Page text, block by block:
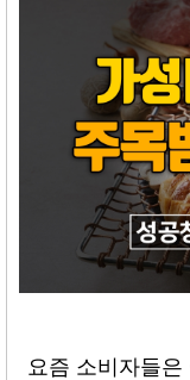
요즘 소비자들